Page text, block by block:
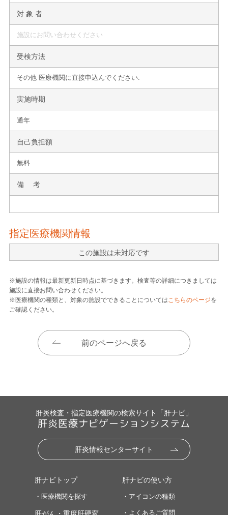
対 象 者
施設にお問い合わせください
受検方法
その他 医療機関に直接申込んでください.
実施時期
通年
自己負担額
無料
備 考
指定医療機関情報
この施設は未対応です
※施設の情報は最新更新日時点に基づきます。検査等の詳細につきましては
施設に直接お問い合わせください。
※医療機関の種類と、対象の施設でできることについてはこちらのページを
ご確認ください。
前のページへ戻る
肝炎検査・指定医療機関の検索サイト「肝ナビ」
肝炎医療ナビゲーションシステム
肝炎情報センターサイト
肝ナビトップ
・医療機関を探す
肝ナビの使い方
・アイコンの種類
・よくあるご質問